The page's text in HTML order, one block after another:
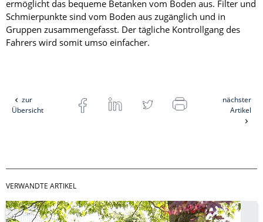
ermöglicht das bequeme Betanken vom Boden aus. Filter und
Schmierpunkte sind vom Boden aus zugänglich und in
Gruppen zusammengefasst. Der tägliche Kontrollgang des
Fahrers wird somit umso einfacher.
zur
Übersicht
nächster
Artikel
VERWANDTE ARTIKEL